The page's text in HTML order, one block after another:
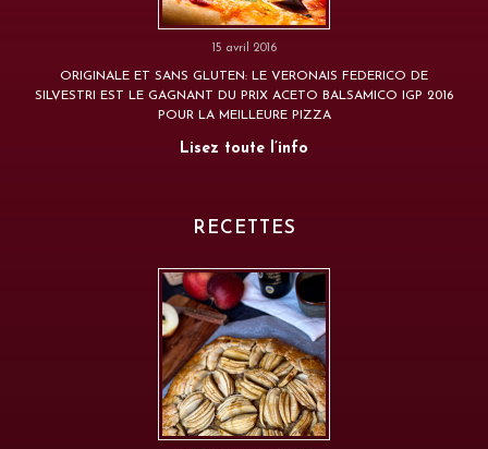
15 avril 2016
ORIGINALE ET SANS GLUTEN: LE VERONAIS FEDERICO DE
SILVESTRI EST LE GAGNANT DU PRIX ACETO BALSAMICO IGP 2016
POUR LA MEILLEURE PIZZA
Lisez toute l’info
RECETTES